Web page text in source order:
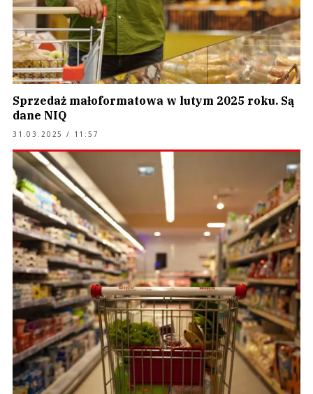
Sprzedaż małoformatowa w lutym 2025 roku. Są
dane NIQ
31.03.2025 / 11:57